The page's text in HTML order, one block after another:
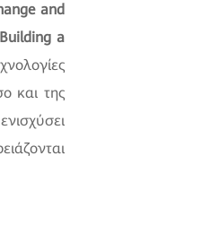
and
a
και της